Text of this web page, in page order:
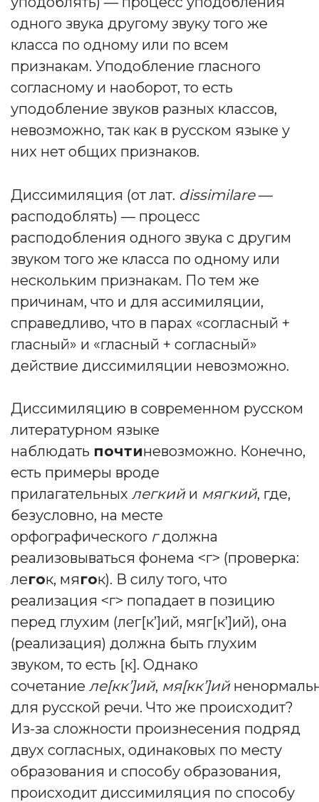
одного звука другому звуку того же
класса по одному или по всем
признакам. Уподобление гласного
согласному и наоборот, то есть
уподобление звуков разных классов,
невозможно, так как в русском языке у
них нет общих признаков.
Диссимиляция (от лат. dissimilare—
расподоблять) — процесс
расподобления одного звука с другим
звуком того же класса по одному или
нескольким признакам. По тем же
причинам, что и для ассимиляции,
справедливо, что в парах «согласный +
гласный» и «гласный + согласный»
действие диссимиляции невозможно.
Диссимиляцию в современном русском
литературном языке
наблюдать почтиневозможно. Конечно,
есть примеры вроде
прилагательных легкий и мягкий, где,
безусловно, на месте
орфографического гдолжна
реализовываться фонема <г> (проверка:
легок, мягок). В силу того, что
реализация <г> попадает в позицию
перед глухим (лег[к’]ий, мяг[к’]ий), она
(реализация) должна быть глухим
звуком, то есть [к]. Однако
сочетание ле[кк’]ий, мя[кк’]ий
для русской речи. Что же происходит?
Из-за сложности произнесения подряд
двух согласных, одинаковых по месту
образования и способу образования,
происходит диссимиляция по способу